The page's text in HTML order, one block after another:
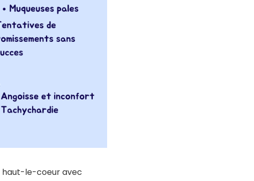
haut-le-coeur avec